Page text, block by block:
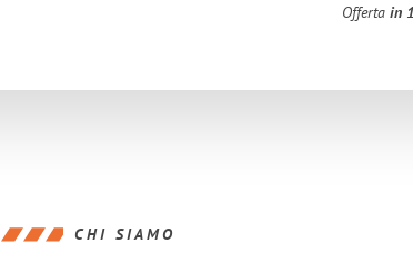
Offertain
CHI SIAMO